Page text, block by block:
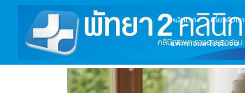
หน้าแรก เกี่ยวกับเรา
แพ็คเกจและโปรโมชั่น